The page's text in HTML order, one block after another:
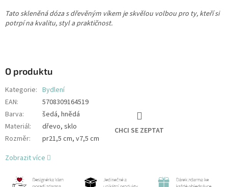
Tato skleněná dóza s dřevěným víkem je skvělou volbou pro ty, kteří si
potrpí na kvalitu, styl a praktičnost.
O produktu
Kategorie: Bydlení
EAN:
5708309164519
Barva:
šedá, hnědá
Materiál:
dřevo, sklo
Rozměr: pr21,5 cm, v7,5 cm
CHCI SE ZEPTAT
Zobrazit více